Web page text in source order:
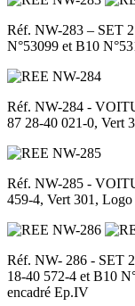
Réf. NW-283 – SET
N°53099 et B10
Réf. NW-284 -
87 28-40 021-0, Vert
Réf. NW-285 -
459-4, Vert 301,
Réf. NW- 286 - SET
18-40 572-4 et B10
encadré Ep.IV